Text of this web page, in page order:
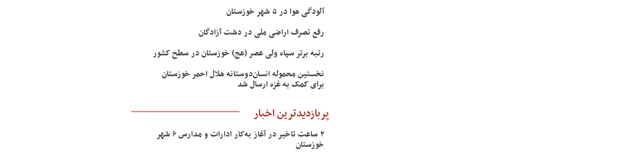
آلودگی هوا در ۵ شهر خوزستان
رفع تصرف اراضی ملی در دشت آزادگان
رتبه برتر سپاه ولی عصر (عج) خوزستان در سطح کشور
نخستین محموله انسان‌دوستانه هلال احمر خوزستان
برای کمک به غزه ارسال شد
پربازدیدترین اخبار
۲ ساعت تاخیر در آغاز به‌کار ادارات و مدارس ۶ شهر
خوزستان